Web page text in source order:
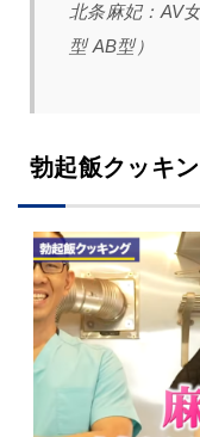
北条麻妃：AV
型 AB型）
勃起飯クッキ